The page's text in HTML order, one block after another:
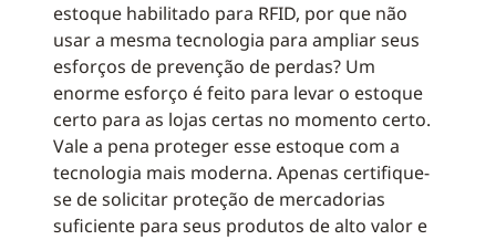
estoque habilitado para RFID, por que não
usar a mesma tecnologia para ampliar seus
esforços de prevenção de perdas? Um
enorme esforço é feito para levar o estoque
certo para as lojas certas no momento certo.
Vale a pena proteger esse estoque com a
tecnologia mais moderna. Apenas certifique-
se de solicitar proteção de mercadorias
suficiente para seus produtos de alto valor e